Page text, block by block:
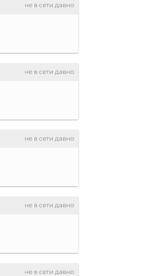
не в сети давно
не в сети давно
не в сети давно
не в сети давно
не в сети давно